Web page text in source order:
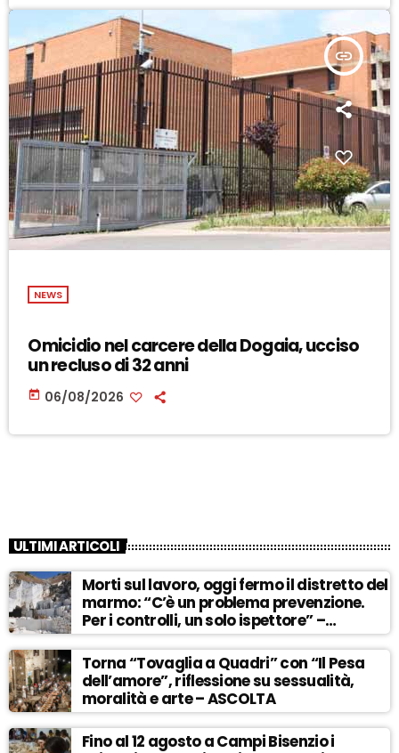
insert_link
NEWS
Omicidio nel carcere della Dogaia, ucciso
un recluso di 32 anni
today 06/08/2026
ULTIMI ARTICOLI
Morti sul lavoro, oggi fermo il distretto del
marmo: “C’è un problema prevenzione.
Per i controlli, un solo ispettore” –
ASCOLTA
Torna “Tovaglia a Quadri” con “Il Pesa
dell’amore”, riflessione su sessualità,
moralità e arte – ASCOLTA
Fino al 12 agosto a Campi Bisenzio i